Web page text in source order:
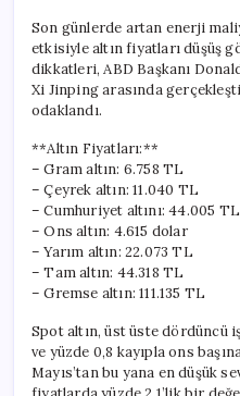
Son günlerde artan enerji
etkisiyle altın fiyatları düşüş
dikkatleri, ABD Başkanı
Xi Jinping arasında
odaklandı.
**Altın Fiyatları:**
– Gram altın: 6.758 TL
– Çeyrek altın: 11.040 TL
– Cumhuriyet altını: 44.005 TL
– Ons altın: 4.615 dolar
– Yarım altın: 22.073 TL
– Tam altın: 44.318 TL
– Gremse altın: 111.135 TL
Spot altın, üst üste dördüncü
ve yüzde 0,8 kayıpla ons
Mayıs’tan bu yana en düşük